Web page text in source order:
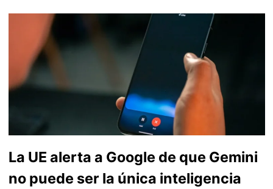
La UE alerta a Google de que Gemini
no puede ser la única inteligencia